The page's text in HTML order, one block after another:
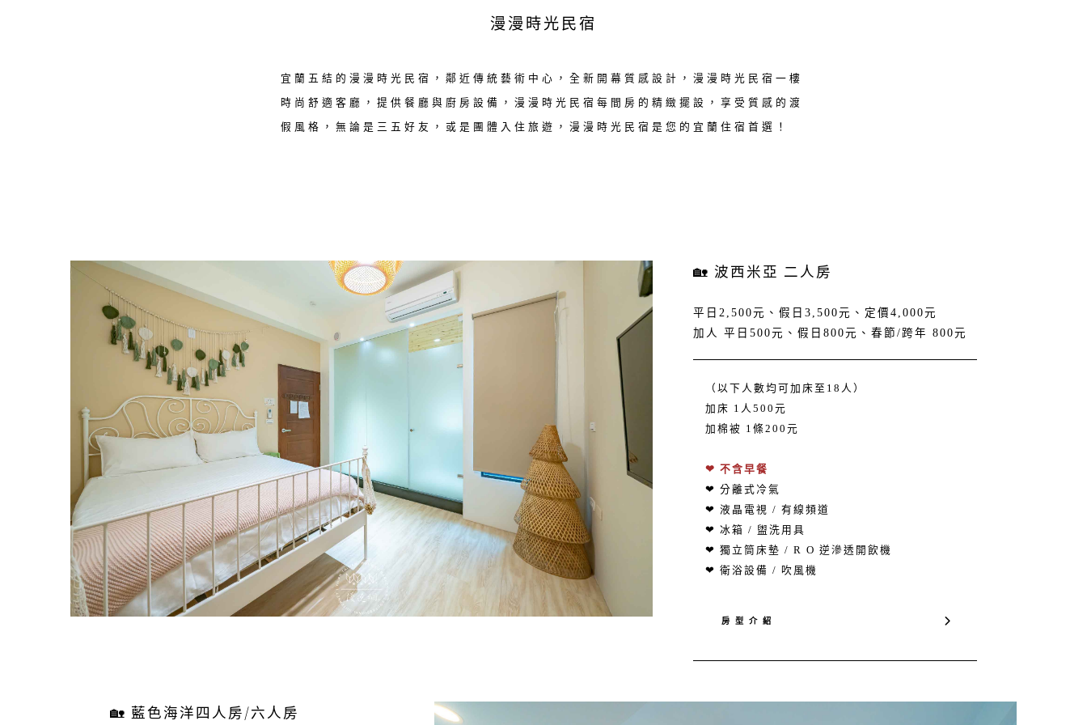
漫漫時光民宿
宜蘭五結的漫漫時光民宿，鄰近傳統藝術中心，全新開幕質感設計，漫漫時光民宿一樓
時尚舒適客廳，提供餐廳與廚房設備，漫漫時光民宿每間房的精緻擺設，享受質感的渡
假風格，無論是三五好友，或是團體入住旅遊，漫漫時光民宿是您的宜蘭住宿首選！
🏡 波西米亞 二人房
平日2,500元、假日3,500元、定價4,000元
加人 平日500元、假日800元、春節/跨年 800元
（以下人數均可加床至18人）
加床 1人500元
加棉被 1條200元
❤ 不含早餐
❤ 分離式冷氣
❤ 液晶電視 / 有線頻道
❤ 冰箱 / 盥洗用具
❤ 獨立筒床墊 / R O 逆滲透開飲機
❤ 衛浴設備 / 吹風機
房 型 介 紹
🏡 藍色海洋四人房/六人房